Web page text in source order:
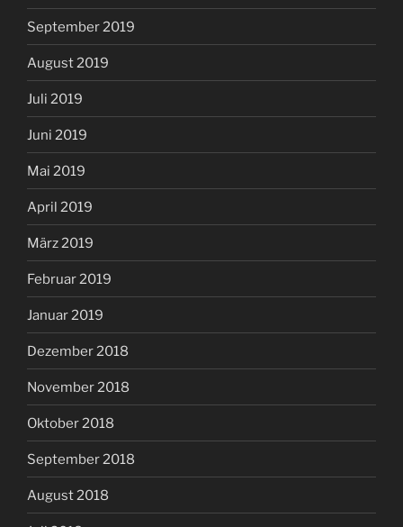
September 2019
August 2019
Juli 2019
Juni 2019
Mai 2019
April 2019
März 2019
Februar 2019
Januar 2019
Dezember 2018
November 2018
Oktober 2018
September 2018
August 2018